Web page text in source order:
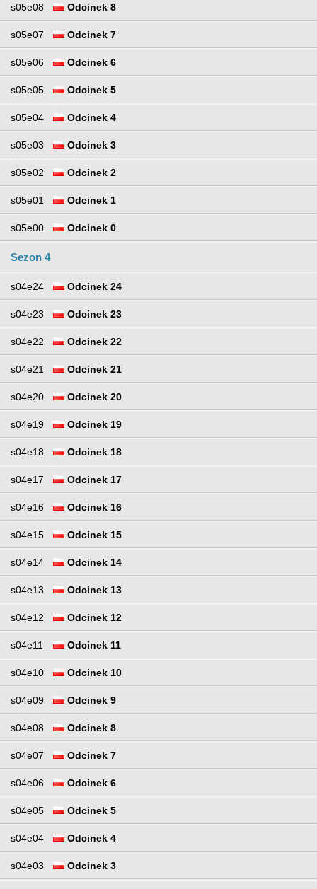
s05e08 Odcinek 8
s05e07 Odcinek 7
s05e06 Odcinek 6
s05e05 Odcinek 5
s05e04 Odcinek 4
s05e03 Odcinek 3
s05e02 Odcinek 2
s05e01 Odcinek 1
s05e00 Odcinek 0
Sezon 4
s04e24 Odcinek 24
s04e23 Odcinek 23
s04e22 Odcinek 22
s04e21 Odcinek 21
s04e20 Odcinek 20
s04e19 Odcinek 19
s04e18 Odcinek 18
s04e17 Odcinek 17
s04e16 Odcinek 16
s04e15 Odcinek 15
s04e14 Odcinek 14
s04e13 Odcinek 13
s04e12 Odcinek 12
s04e11 Odcinek 11
s04e10 Odcinek 10
s04e09 Odcinek 9
s04e08 Odcinek 8
s04e07 Odcinek 7
s04e06 Odcinek 6
s04e05 Odcinek 5
s04e04 Odcinek 4
s04e03 Odcinek 3